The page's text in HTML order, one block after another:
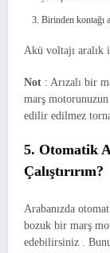
Birinden kontağı
Akü voltajı aralık
Not : Arızalı bir
marş
edilir edilmez
5. Otomatik
Çalıştırırım?
Arabanızda
bozuk bir marş
edebilirsiniz .